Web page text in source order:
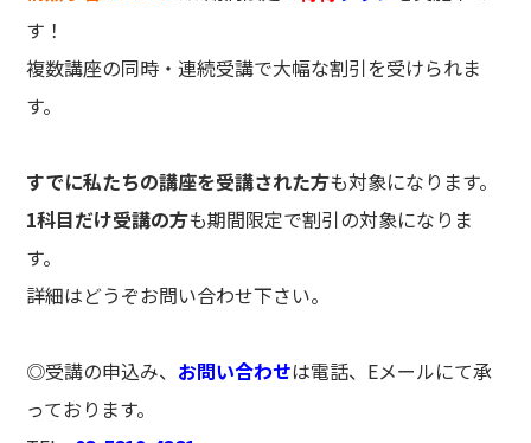
す！
複数講座の同時・連続受講で大幅な割引を受けられま
す。
すでに私たちの講座を受講された方も対象になります。
1科目だけ受講の方も期間限定で割引の対象になりま
す。
詳細はどうぞお問い合わせ下さい。
◎受講の申込み、 お問い合わせは電話、Eメールにて承
っております。